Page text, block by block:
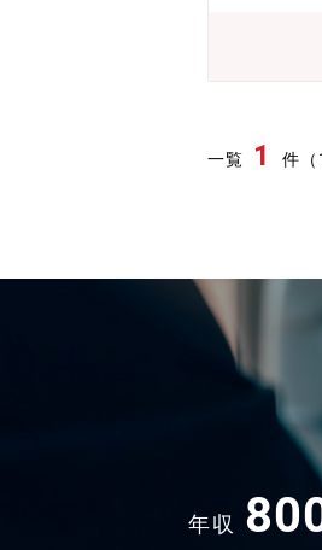
ある方には
お待ちして
販売できる
して
一覧 1 件（
年収